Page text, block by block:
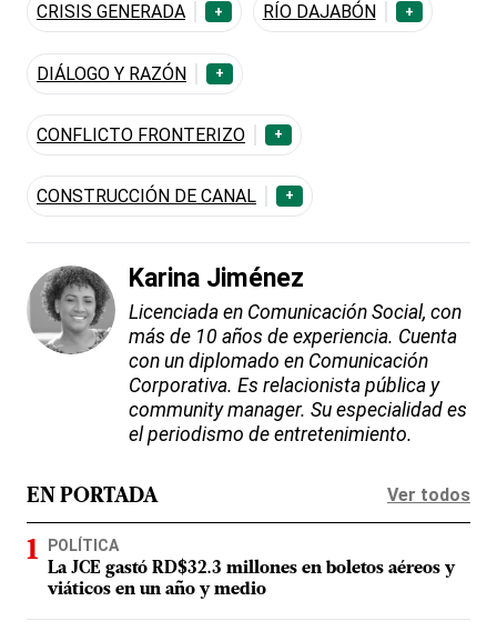
CRISIS GENERADA + RÍO DAJABÓN +
DIÁLOGO Y RAZÓN +
CONFLICTO FRONTERIZO +
CONSTRUCCIÓN DE CANAL +
Karina Jiménez
Licenciada en Comunicación Social, con
más de 10 años de experiencia. Cuenta
con un diplomado en Comunicación
Corporativa. Es relacionista pública y
community manager. Su especialidad es
el periodismo de entretenimiento.
EN PORTADA Ver todos
POLÍTICA
La JCE gastó RD$32.3 millones en boletos aéreos y
viáticos en un año y medio